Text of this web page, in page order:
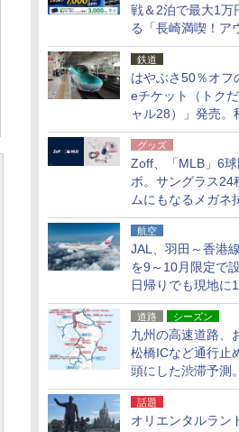
戦＆2泊で最大1万
る「長崎満喫！ア
応援キャンペーン
鉄道
はやぶさ50％オフ
eチケット（トク
ャル28）」発売。
分、えきねっと限
グッズ
Zoff、「MLB」6球
ボ。サングラス24
ムにもなるメガネ
貨24種
航空
JAL、羽田～香港
を9～10月限定で
日帰りでも現地に
できる
道路 シーズン
九州の高速道路、
松橋ICなど通行止
頭にした渋滞予測
への迂回は料金調
話題
オリエンタルラン